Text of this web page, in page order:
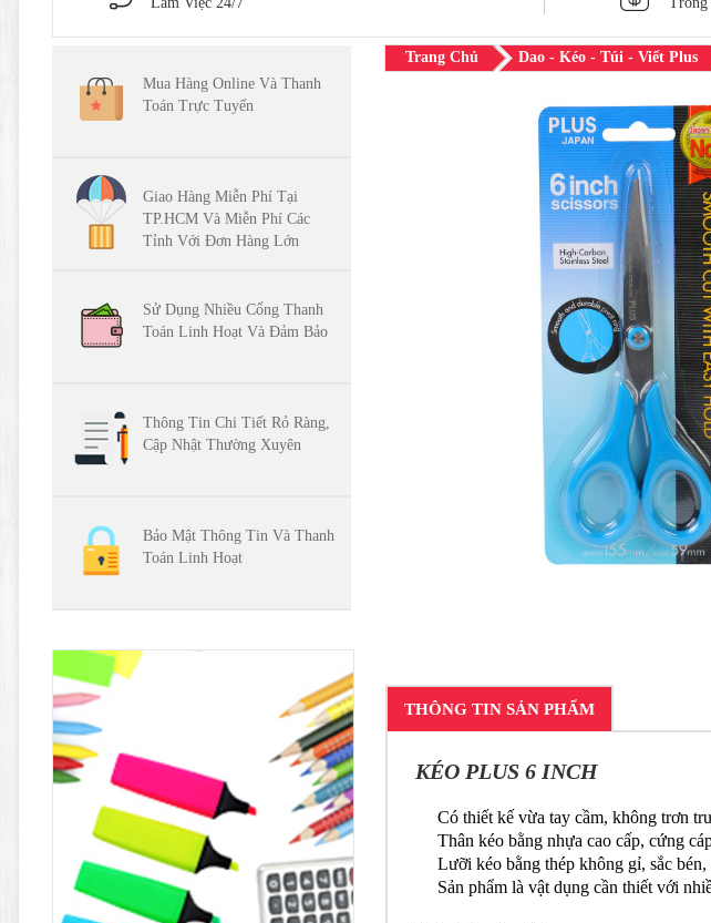
Mua Hàng Online Và Thanh
Toán Trực Tuyến
Giao Hàng Miễn Phí Tại
TP.HCM Và Miễn Phí Các
Tỉnh Với Đơn Hàng Lớn
Sử Dụng Nhiều Cổng Thanh
Toán Linh Hoạt Và Đảm Bảo
Thông Tin Chi Tiết Rỏ Ràng,
Cập Nhật Thường Xuyên
Bảo Mật Thông Tin Và Thanh
Toán Linh Hoạt
Trang Chủ Dao - Kéo - Túi - Viết Plus
THÔNG TIN SẢN PHẨM
KÉO PLUS 6 INCH
Có thiết kế vừa tay cầm, không trơn
Thân kéo bằng nhựa cao cấp, cứng
Lưỡi kéo bằng thép không gỉ, sắc bén,
Sản phẩm là vật dụng cần thiết với